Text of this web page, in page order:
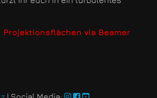
via Beamer